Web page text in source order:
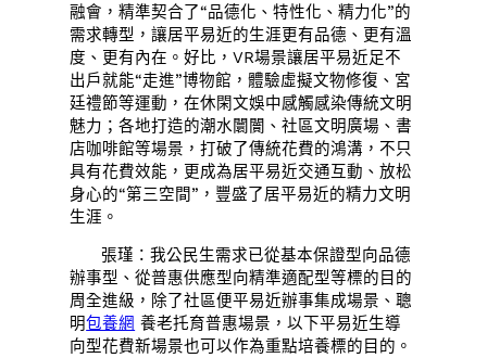
融會，精準契合了“品德化、特性化、精力化”的
需求轉型，讓居平易近的生涯更有品德、更有溫
度、更有內在。好比，VR場景讓居平易近足不
出戶就能“走進”博物館，體驗虛擬文物修復、宮
廷禮節等運動，在休閑文娛中感觸感染傳統文明
魅力；各地打造的潮水闤闠、社區文明廣場、書
店咖啡館等場景，打破了傳統花費的鴻溝，不只
具有花費效能，更成為居平易近交通互動、放松
身心的“第三空間”，豐盛了居平易近的精力文明
生涯。
張瑾：我公民生需求已從基本保證型向品德
辦事型、從普惠供應型向精準適配型等標的目的
周全進級，除了社區便平易近辦事集成場景、聰
明包養網 養老托育普惠場景，以下平易近生導
向型花費新場景也可以作為重點培養標的目的。